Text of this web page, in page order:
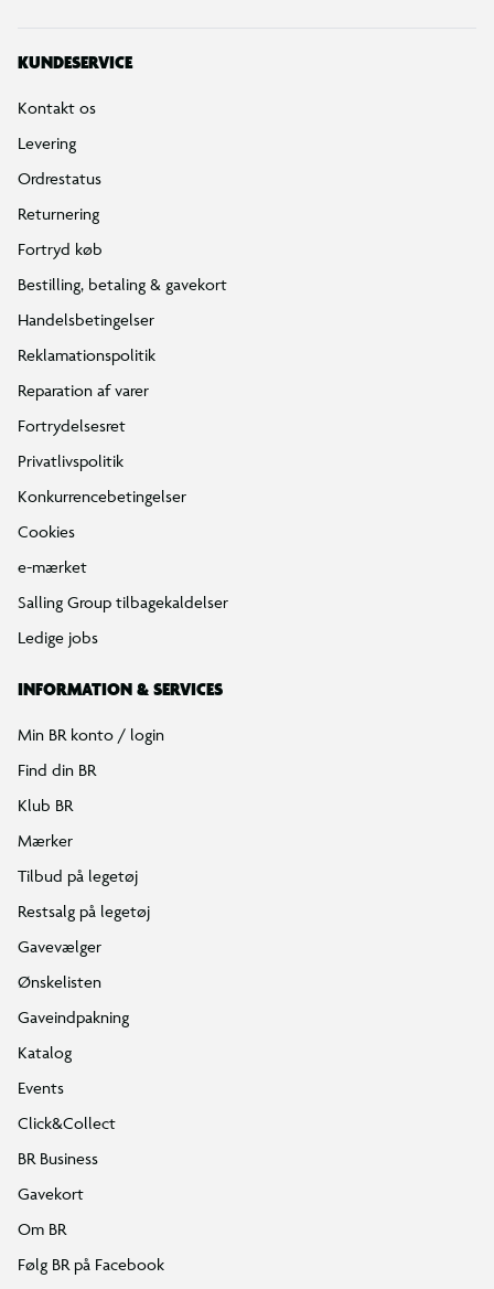
KUNDESERVICE
Kontakt os
Levering
Ordrestatus
Returnering
Fortryd køb
Bestilling, betaling & gavekort
Handelsbetingelser
Reklamationspolitik
Reparation af varer
Fortrydelsesret
Privatlivspolitik
Konkurrencebetingelser
Cookies
e-mærket
Salling Group tilbagekaldelser
Ledige jobs
INFORMATION & SERVICES
Min BR konto / login
Find din BR
Klub BR
Mærker
Tilbud på legetøj
Restsalg på legetøj
Gavevælger
Ønskelisten
Gaveindpakning
Katalog
Events
Click&Collect
BR Business
Gavekort
Om BR
Følg BR på Facebook